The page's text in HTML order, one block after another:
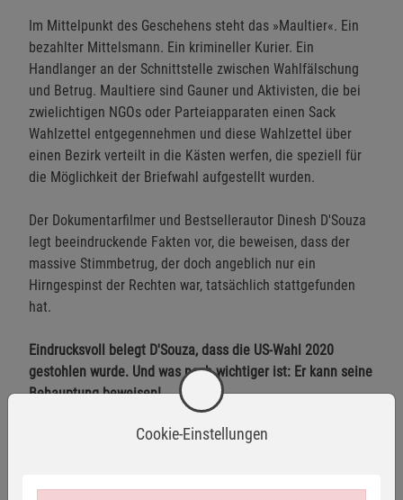
Im Mittelpunkt des Geschehens steht das »Maultier«. Ein
bezahlter Mittelsmann. Ein krimineller Kurier. Ein
Handlanger an der Schnittstelle zwischen Wahlfälschung
und Betrug. Maultiere sind Gauner und Aktivisten, die bei
zwielichtigen NGOs oder Parteiapparaten einen Sack
Wahlzettel entgegennehmen und diese Wahlzettel über
einen Bezirk verteilt in die Kästen werfen, die speziell für
die Möglichkeit der Briefwahl aufgestellt wurden.
Der Dokumentarfilmer und Bestsellerautor Dinesh D'Souza
legt beeindruckende Fakten vor, die beweisen, dass der
massive Stimmbetrug, der doch angeblich nur ein
Hirngespinst der Rechten war, tatsächlich stattgefunden
hat.
Eindrucksvoll belegt D'Souza, dass die US-Wahl 2020
gestohlen wurde. Und was noch wichtiger ist: Er kann seine
Behauptung beweisen!
ist mehr als ein Buch - es ist ein Appell, aktiv
Cookie-Einstellungen